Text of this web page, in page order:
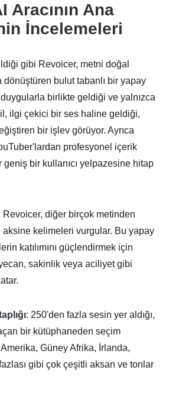
Aracının Ana
İncelemeleri
gibi Revoicer, metni doğal
bulut tabanlı bir yapay
duygularla birlikte geldiği ve yalnızca
ilgi çekici bir ses haline geldiği,
bir işlev görüyor. Ayrıca
profesyonel içerik
bir kullanıcı yelpazesine hitap
Revoicer, diğer birçok metinden
aksine kelimeleri vurgular. Bu yapay
katılımını güçlendirmek için
sakinlik veya aciliyet gibi
: 250'den fazla sesin yer aldığı,
bir kütüphaneden seçim
Güney Afrika, İrlanda,
gibi çok çeşitli aksan ve tonlar